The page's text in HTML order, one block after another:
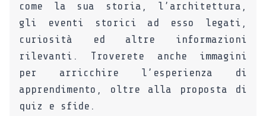
come la sua storia, l’architettura,
gli eventi storici ad esso legati,
curiosità ed altre informazioni
rilevanti. Troverete anche immagini
per arricchire l’esperienza di
apprendimento, oltre alla proposta di
quiz e sfide.